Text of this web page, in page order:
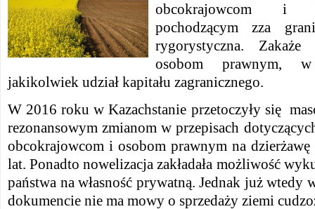
obcokrajowcom i
pochodzącym zza
rygorystyczna.
osobom prawnym,
jakikolwiek udział kapitału zagranicznego.
W 2016 roku w Kazachstanie przetoczyły się
rezonansowym zmianom w przepisach
obcokrajowcom i osobom prawnym na
lat.Ponadto nowelizacja zakładała możliwość
państwa na własność prywatną. Jednak już wtedy
dokumencie nie ma mowy o sprzedaży ziemi